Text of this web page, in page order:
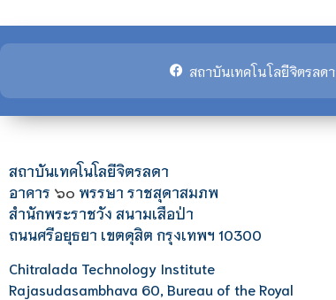
สถาบันเทคโนโลยีจิตรลดา
สถาบันเทคโนโลยีจิตรลดา
อาคาร ๖๐ พรรษา ราชสุดาสมภพ
สำนักพระราชวัง สนามเสือป่า
ถนนศรีอยุธยา เขตดุสิต กรุงเทพฯ 10300
Chitralada Technology Institute
Rajasudasambhava 60, Bureau of the Royal